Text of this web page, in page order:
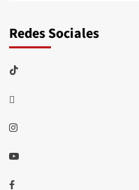
Redes Sociales
TikTok
threads
Instagram
Youtube
Facebook